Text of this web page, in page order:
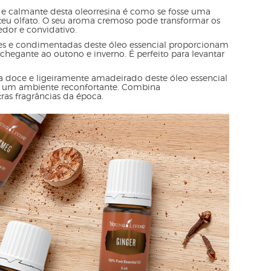
calmante desta oleorresina é como se fosse uma
olfato. O seu aroma cremoso pode transformar os
e convidativo.
e condimentadas deste óleo essencial proporcionam
ao outono e inverno. É perfeito para levantar
doce e ligeiramente amadeirado deste óleo essencial
um ambiente reconfortante. Combina
fragrâncias da época.